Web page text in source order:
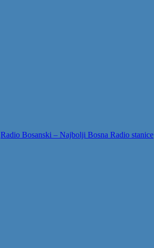
Radio Bosanski – Najbolji Bosna Radio stanice